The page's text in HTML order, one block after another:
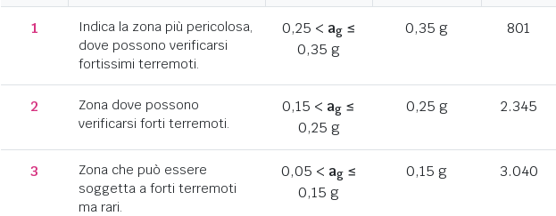
1
Indica la zona più pericolosa,
dove possono verificarsi
fortissimi terremoti.
0,25 < ag≤
0,35 g
0,35 g 801
2
Zona dove possono
verificarsi forti terremoti.
0,15 < ag ≤
0,25 g
0,25 g 2.345
3
Zona che può essere
soggetta a forti terremoti
ma rari.
0,05 < ag≤
0,15 g
0,15 g 3.040